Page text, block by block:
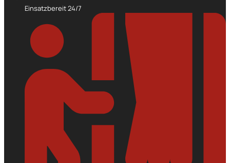
Einsatzbereit 24/7